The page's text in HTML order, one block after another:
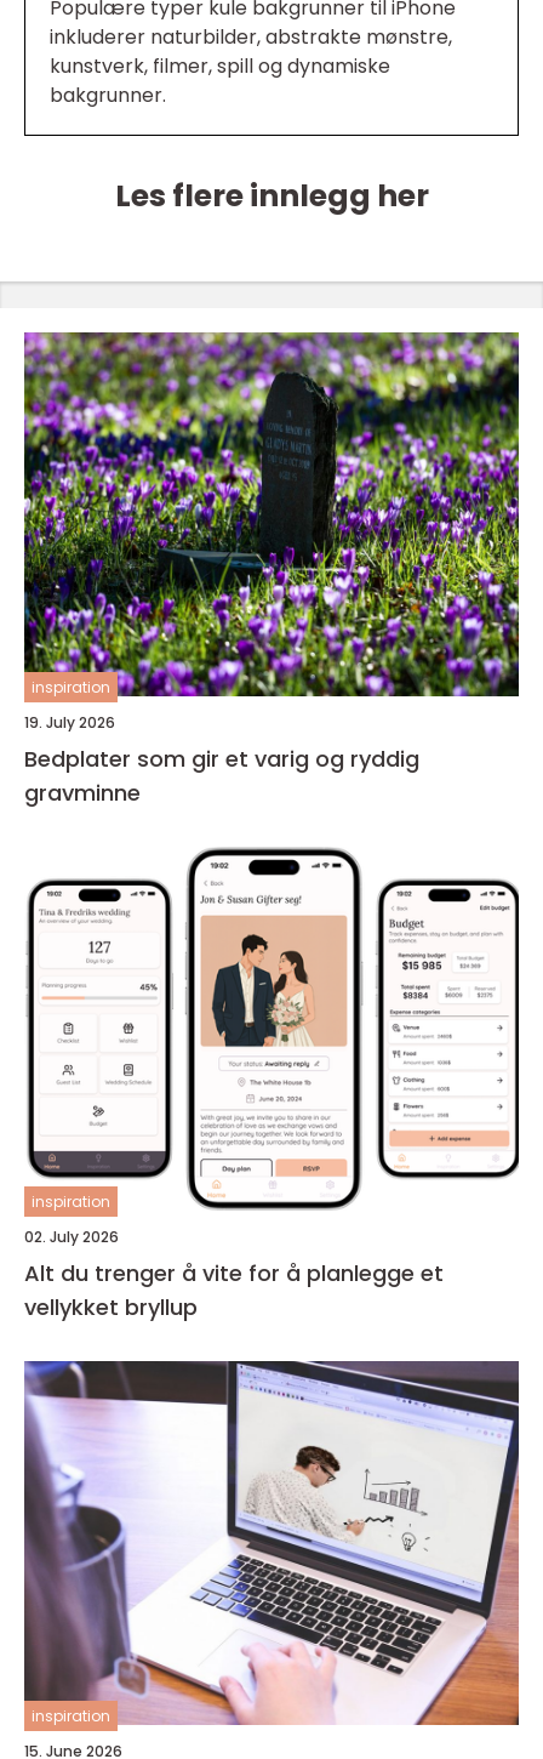
Populære typer kule bakgrunner til iPhone
inkluderer naturbilder, abstrakte mønstre,
kunstverk, filmer, spill og dynamiske
bakgrunner.
Les flere innlegg her
inspiration
19. July 2026
Bedplater som gir et varig og ryddig
gravminne
inspiration
02. July 2026
Alt du trenger å vite for å planlegge et
vellykket bryllup
inspiration
15. June 2026